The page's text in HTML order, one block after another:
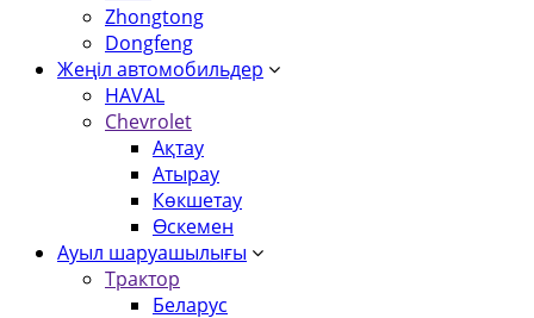
Zhongtong
Dongfeng
Жеңіл автомобильдер
HAVAL
Chevrolet
Ақтау
Атырау
Көкшетау
Өскемен
Ауыл шаруашылығы
Трактор
Беларус